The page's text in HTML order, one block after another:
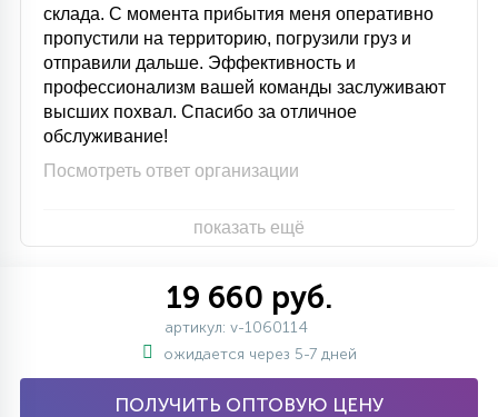
склада. С момента прибытия меня оперативно
пропустили на территорию, погрузили груз и
отправили дальше. Эффективность и
профессионализм вашей команды заслуживают
высших похвал. Спасибо за отличное
обслуживание!
Посмотреть ответ организации
показать ещё
19 660 руб.
артикул: v-1060114
ожидается через 5-7 дней
ПОЛУЧИТЬ ОПТОВУЮ ЦЕНУ